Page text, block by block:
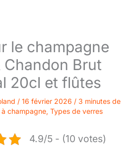
le champagne
Chandon Brut
20cl et flûtes
/ 16 février 2026 / 3 minutes de
à champagne, Types de verres
4.9/5 - (10 votes)